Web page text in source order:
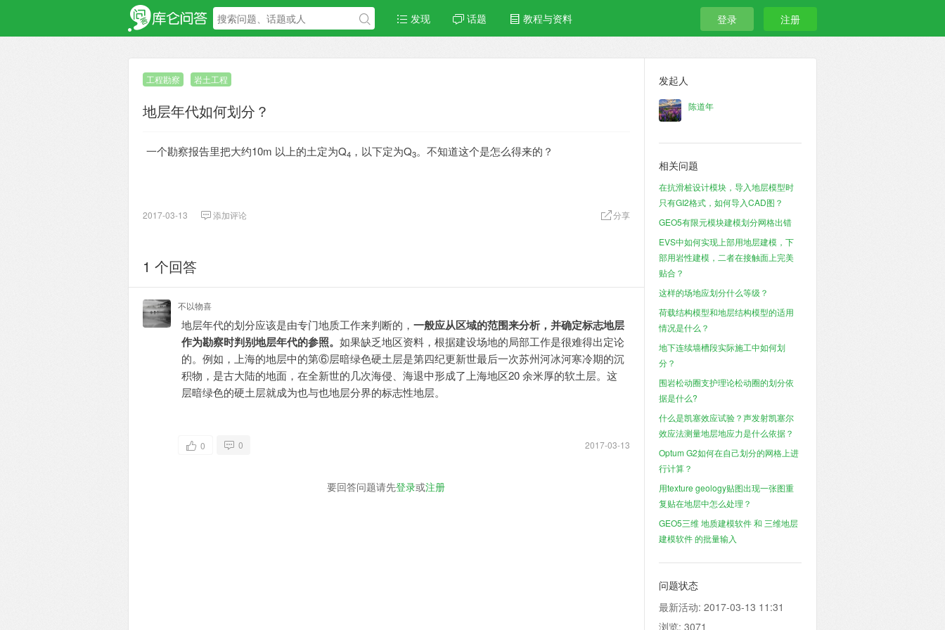
发现 话题 教程与资料 登录 注册
工程勘察 岩土工程
地层年代如何划分？
一个勘察报告里把大约10m 以上的土定为Q4 ，以下定为Q3。不知道这个是怎么得来的？
2017-03-13 添加评论 分享
1 个回答
不以物喜
地层年代的划分应该是由专门地质工作来判断的， 一般应从区域的范围来分析，并确定标志地层
作为勘察时判别地层年代的参照。 如果缺乏地区资料，根据建设场地的局部工作是很难得出定论
的。例如，上海的地层中的第⑥层暗绿色硬土层是第四纪更新世最后一次苏州河冰河寒冷期的沉
积物，是古大陆的地面，在全新世的几次海侵、海退中形成了上海地区20 余米厚的软土层。这
层暗绿色的硬土层就成为也与也地层分界的标志性地层。
2017-03-13
0 0
要回答问题请先登录或注册
发起人
陈道年
相关问题
在抗滑桩设计模块，导入地层模型时
只有GI2格式，如何导入CAD图？
GEO5有限元模块建模划分网格出错
EVS中如何实现上部用地层建模，下
部用岩性建模，二者在接触面上完美
贴合？
这样的场地应划分什么等级？
荷载结构模型和地层结构模型的适用
情况是什么？
地下连续墙槽段实际施工中如何划
分？
围岩松动圈支护理论松动圈的划分依
据是什么?
什么是凯塞效应试验？声发射凯塞尔
效应法测量地层地应力是什么依据？
Optum G2如何在自己划分的网格上进
行计算？
用texture geology贴图出现一张图重
复贴在地层中怎么处理？
GEO5三维 地质建模软件 和 三维地层
建模软件 的批量输入
问题状态
最新活动: 2017-03-13 11:31
浏览: 3071